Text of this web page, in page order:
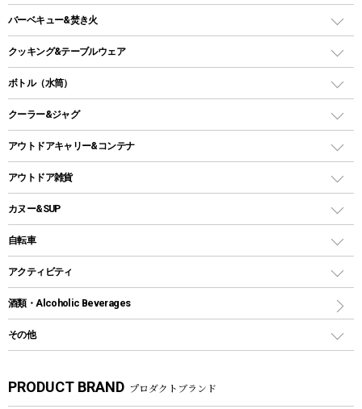
タープ
スクエアタープ（レクタタープ）
メッシュタープ
自立式タープ
パラソル
テントアクセサリー
ペグ
グランドシート
ガイドロープ
ツール
ガスランタン
オイルランタン
LEDライト
ヘッドライト
キャンドル
ガスバーナー
ガス缶
ガストーチ、ライター
バーベキュー&焚き火
バーベキューコンロ、グリル
焚き火台タイプ（ロースタイル）グリル
卓上タイプグリル
パーティータイプグリル
鉄板、アミ
焚き火台&ストーブ
火起こし
バーベキューツール
クッキング&テーブルウェア
ダッチオーブン
ホットサンドメーカー
クッカーセット
シェラカップ
クッキングツール
ナイフ
カトラリー
マグカップ、カップ
ボトル（水筒）
ステンレスボトル
コップ付きタイプ
ワンタッチタイプ
プラスチックボトル
ディズニーボトル
クーラー&ジャグ
クーラーボックス
クーラーバッグ
ウォータージャグ
保冷剤
アウトドアキャリー&コンテナ
アウトドアキャリー
アウトドア雑貨
バックパック&バッグ
リュック、バックパック
トートバッグ、サコッシュ
ショッピングキャリー
その他アウトドア雑貨
カヌー&SUP
インフレータブル
カヤック
パドル
ヘルメット
自転車
折りたたみ自転車
スポーツサイクル
シティサイクル
アクティビティ
マリン
ラッシュガード
酒類・Alcoholic Beverages
その他
湯たんぽ
PRODUCT BRAND プロダクトブランド